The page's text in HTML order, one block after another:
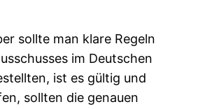
sollte man klare Regeln
im Deutschen
ist es gültig und
sollten die genauen